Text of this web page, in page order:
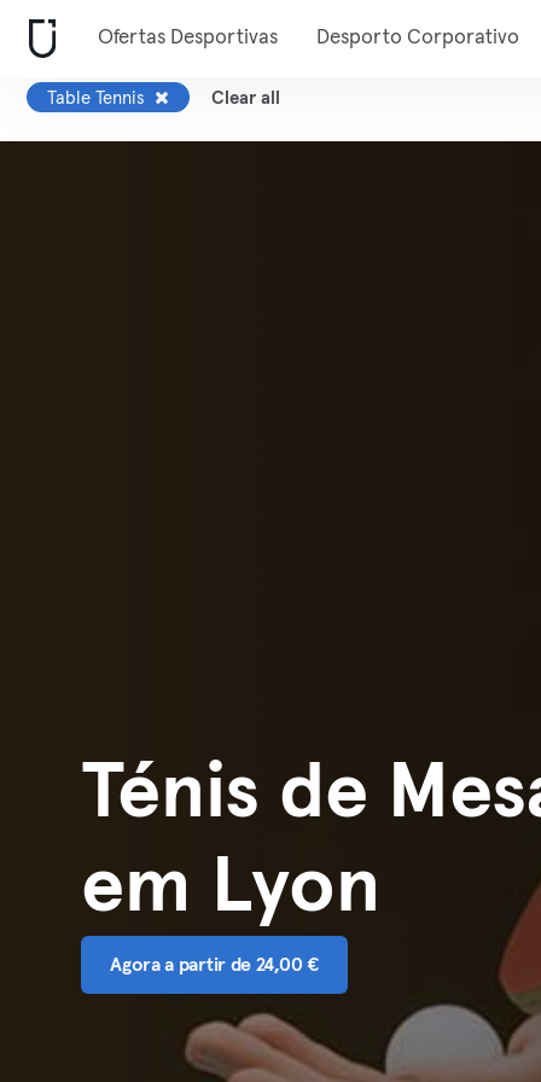
Ofertas Desportivas Desporto Corporativo
Table Tennis Clear all
Ténis de
em Lyon
Agora a partir de 24,00 €